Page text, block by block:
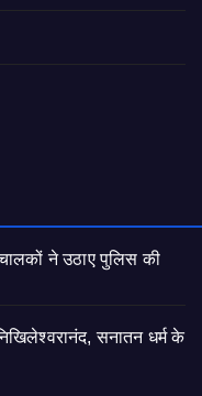
ने उठाए पुलिस की
सनातन धर्म के